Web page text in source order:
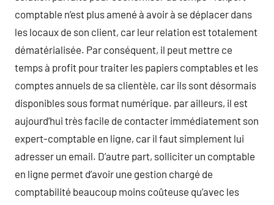
comptable n’est plus amené à avoir à se déplacer dans
les locaux de son client, car leur relation est totalement
dématérialisée. Par conséquent, il peut mettre ce
temps à profit pour traiter les papiers comptables et les
comptes annuels de sa clientèle, car ils sont désormais
disponibles sous format numérique. par ailleurs, il est
aujourd’hui très facile de contacter immédiatement son
expert-comptable en ligne, car il faut simplement lui
adresser un email. D’autre part, solliciter un comptable
en ligne permet d’avoir une gestion chargé de
comptabilité beaucoup moins coûteuse qu’avec les